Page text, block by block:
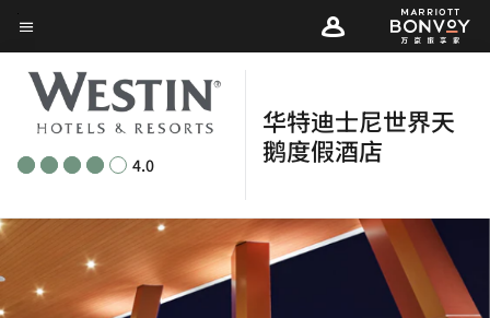
Skip
to
main
content
菜单文本
4.0
华特迪士尼世界天
鹅度假酒店